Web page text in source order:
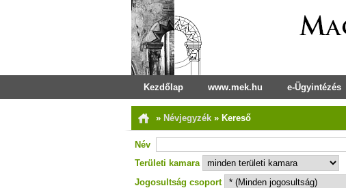
Kezdőlap www.mek.hu e-Ügyintézés
» Névjegyzék » Kereső
Név
Területi kamara
Jogosultság csoport